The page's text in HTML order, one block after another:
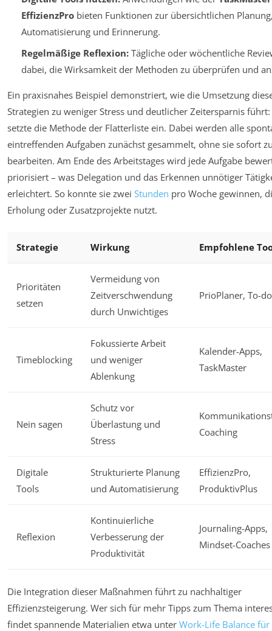
EffizienzProbieten Funktionen zur übersichtlichen
Automatisierung und Erinnerung.
Regelmäßige Reflexion:Tägliche oder wöchentliche
dabei, die Wirksamkeit der Methoden zu überprüfen und
Ein praxisnahes Beispiel demonstriert, wie die Umsetzung
Strategien zu weniger Stress und deutlicher Zeitersparnis führt:
setzte die Methode der Flatterliste ein. Dabei werden alle
eintreffenden Aufgaben zunächst gesammelt, ohne sie sofort
bearbeiten. Am Ende des Arbeitstages wird jede Aufgabe
priorisiert – was Delegation und das Erkennen unnötiger
erleichtert. So konnte sie zwei Stunden pro Woche gewinnen,
Erholung oder Zusatzprojekte nutzt.
Strategie Wirkung Empfohlene
Prioritäten
setzen
Vermeidung von
Zeitverschwendung
durch Unwichtiges
PrioPlaner, To-
Timeblocking
Fokussierte Arbeit
und weniger
Ablenkung
Kalender-Apps,
TaskMaster
Nein sagen
Schutz vor
Überlastung und
Stress
Coaching
Digitale
Tools
Strukturierte Planung
und Automatisierung
EffizienzPro,
ProduktivPlus
Reflexion
Kontinuierliche
Verbesserung der
Produktivität
Journaling-Apps,
Mindset-Coaches
Die Integration dieser Maßnahmen führt zu nachhaltiger
Effizienzsteigerung. Wer sich für mehr Tipps zum Thema
findet spannende Materialien etwa unter Work-Life Balance für